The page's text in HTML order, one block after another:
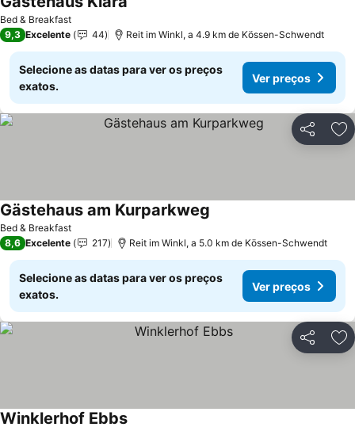
Bed & Breakfast
9,3 Excelente 44 Reit im Winkl, a 4.9 km de Kössen-Schwendt
Selecione as datas para ver os preços
exatos.
Ver preços
Partilhar
Bed & Breakfast
Gästehaus am Kurparkweg
8,6 Excelente 217 Reit im Winkl, a 5.0 km de Kössen-Schwendt
Selecione as datas para ver os preços
exatos.
Ver preços
Partilhar
Winklerhof Ebbs